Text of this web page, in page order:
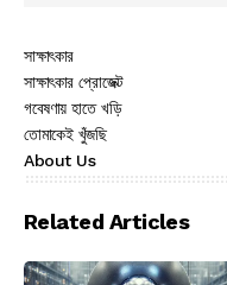
সাক্ষাৎকার
সাক্ষাৎকার প্রোজেক্ট
গবেষণায় হাতে খড়ি
তোমাকেই খুঁজছি
About Us
Related Articles